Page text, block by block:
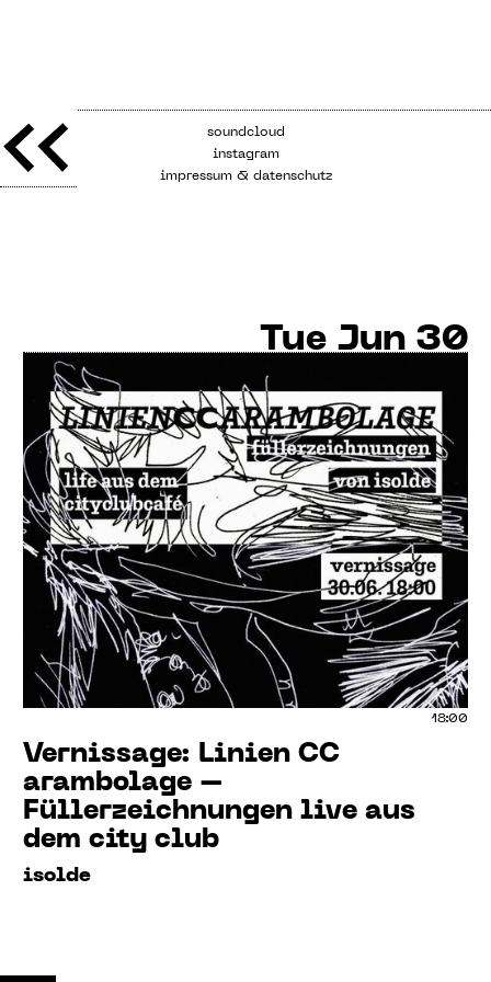
soundcloud
instagram
impressum & datenschutz
Tue Jun 30
18:00
Vernissage: Linien CC
arambolage –
Füllerzeichnungen live aus
dem city club
isolde